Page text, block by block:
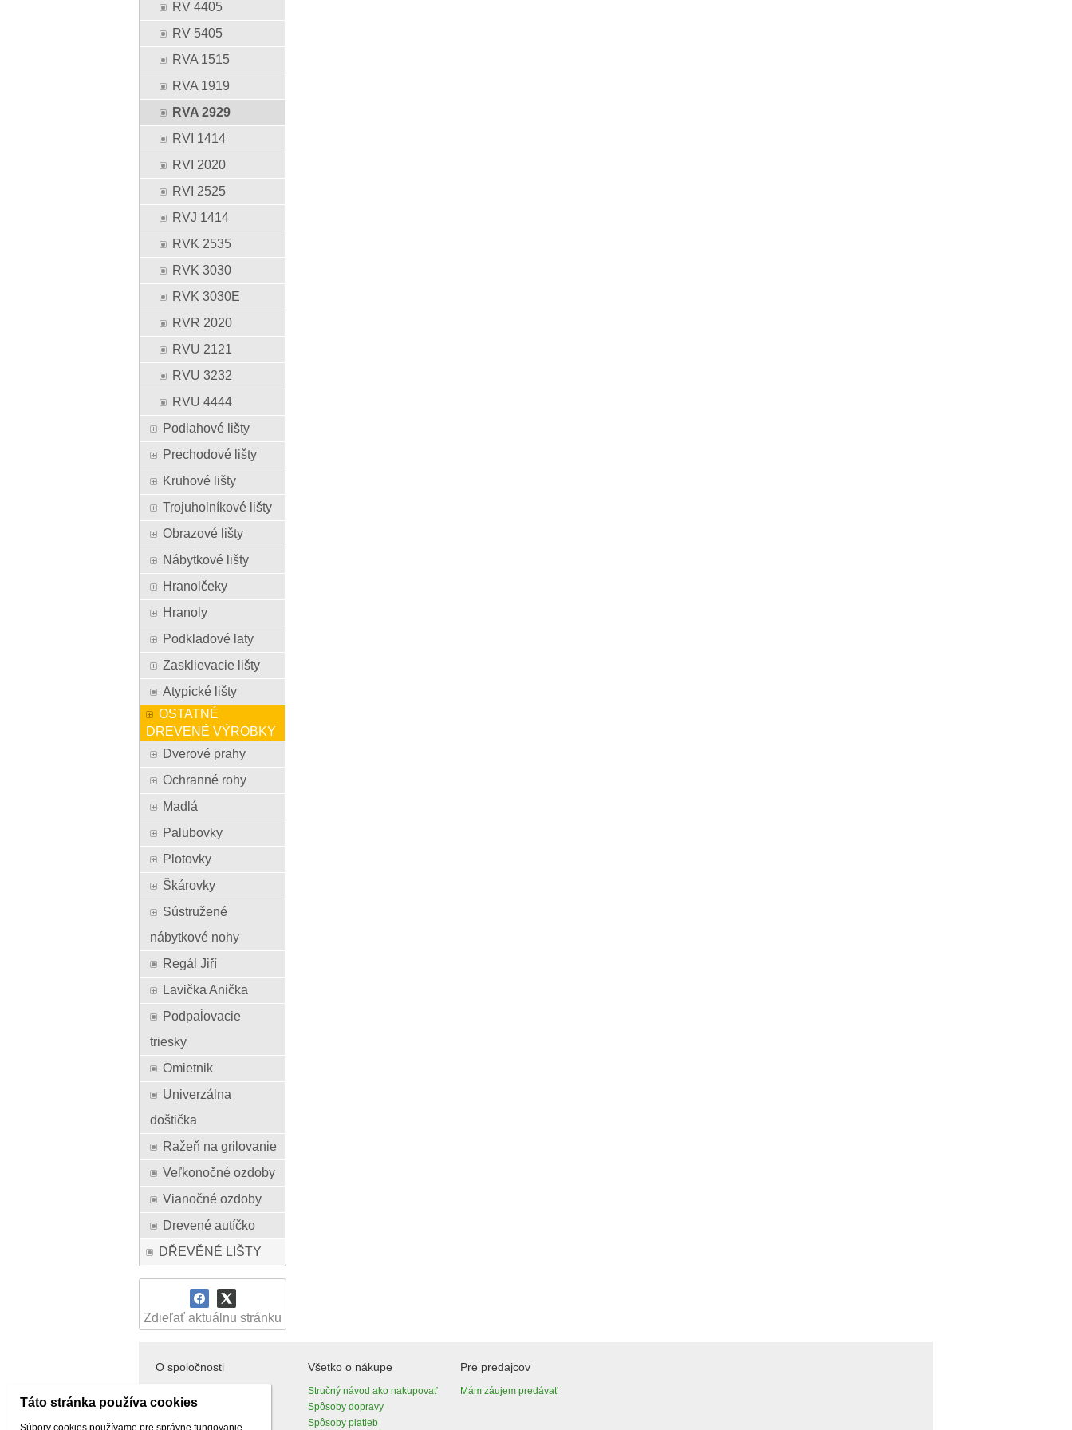
RV 4405
RV 5405
RVA 1515
RVA 1919
RVA 2929
RVI 1414
RVI 2020
RVI 2525
RVJ 1414
RVK 2535
RVK 3030
RVK 3030E
RVR 2020
RVU 2121
RVU 3232
RVU 4444
Podlahové lišty
Prechodové lišty
Kruhové lišty
Trojuholníkové lišty
Obrazové lišty
Nábytkové lišty
Hranolčeky
Hranoly
Podkladové laty
Zasklievacie lišty
Atypické lišty
OSTATNÉ
DREVENÉ VÝROBKY
Dverové prahy
Ochranné rohy
Madlá
Palubovky
Plotovky
Škárovky
Sústružené
nábytkové nohy
Regál Jiří
Lavička Anička
Podpaĺovacie
triesky
Omietnik
Univerzálna
doštička
Ražeň na grilovanie
Veľkonočné ozdoby
Vianočné ozdoby
Drevené autíčko
DŘEVĚNÉ LIŠTY
Zdieľať aktuálnu stránku
O spoločnosti
Kontakty
Všetko o nákupe
Stručný návod ako nakupovať
Spôsoby dopravy
Spôsoby platieb
Pre predajcov
Mám záujem predávať
Táto stránka používa cookies
Súbory cookies používame pre správne fungovanie